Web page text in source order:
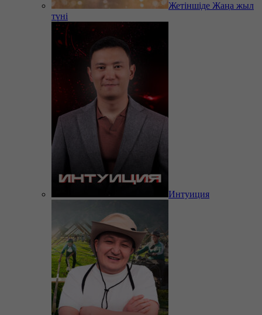
Жетіншіде Жаңа жыл
түні
Интуиция